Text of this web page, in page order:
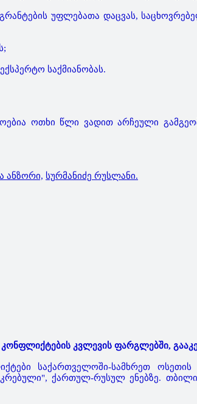
უფლებათა დაცვას,
საქმიანობას.
ოთხი წლი ვადით არჩეული
ანზორი, სურმანიძე რუსლანი.
კვლევის ფარგლებში,
საქართველოში-სამხრეთ
ქართულ-რუსულ ენებზე.